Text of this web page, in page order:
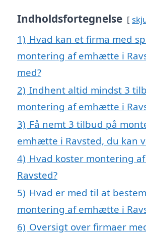
Indholdsfortegnelse
1) Hvad kan et firma med
montering af emhætte i
med?
2) Indhent altid mindst 3
montering af emhætte i
3) Få nemt 3 tilbud på
emhætte i Ravsted, du kan
4) Hvad koster montering
Ravsted?
5) Hvad er med til at
montering af emhætte i
6) Oversigt over firmaer